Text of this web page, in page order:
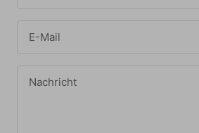
E-Mail
Nachricht